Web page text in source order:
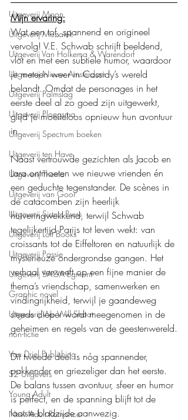
Uitgeverij Moon
Uitgeverij Mozaïek
Uitgeverij Van Holkema & Warendorf
Uitgeverij Nieuw Amsterdam
Uitgeverij Palmslag
Uitgeverij Ploegsma
Uitgeverij Spectrum boeken
Uitgeverij ten Have
Uitgeverij Thema
Uitgeverij van Goor
Uitgeverij Sisters Press
Uitgeverij Loft Books
Uitgeverij Passie
Uitgeverij SAGA Egmont
Graphic novel
Uitgeverij We Will Shoot
non-fictie
Van Driel Publishing
S2 Uitgevers
Young Adult
New Adult Romance
Mijn ervaring:
Wat een tof, spannend en origineel
vervolg! V.E. Schwab schrijft beeldend,
vlot en met een subtiele humor, waardoor
je meteen weer in Cassidy’s wereld
belandt. Omdat de personages in het
eerste deel al zo goed zijn uitgewerkt,
glijd je moeiteloos opnieuw hun avontuur
in.
Naast vertrouwde gezichten als Jacob en
Lara ontmoeten we nieuwe vrienden én
een geduchte tegenstander. De scènes in
de catacomben zijn heerlijk
huiveringwekkend, terwijl Schwab
tegelijkertijd Parijs tot leven wekt: van
croissants tot de Eiffeltoren en natuurlijk de
mysterieuze ondergrondse gangen. Het
verhaal verweeft op een fijne manier de
thema’s vriendschap, samenwerken en
vindingrijkheid, terwijl je gaandeweg
steeds dieper wordt meegenomen in de
geheimen en regels van de geestenwereld.
Dit tweede deel is nóg spannender,
pakkender en griezeliger dan het eerste.
De balans tussen avontuur, sfeer en humor
is perfect, en de spanning blijft tot de
laatste bladzijde aanwezig.